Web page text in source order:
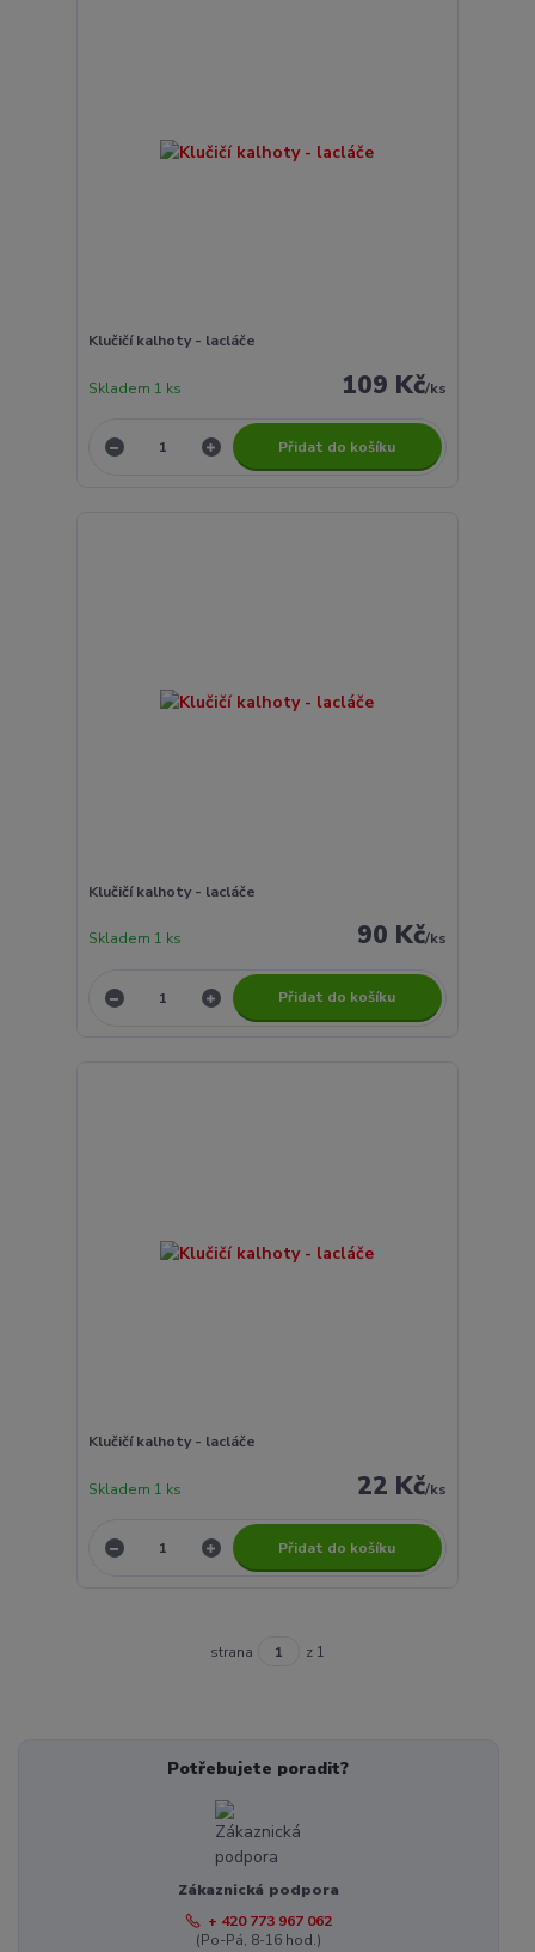
Klučičí kalhoty - lacláče
109 Kč/ks
Skladem 1 ks
Přidat do košíku
Klučičí kalhoty - lacláče
90 Kč/ks
Skladem 1 ks
Přidat do košíku
Klučičí kalhoty - lacláče
22 Kč/ks
Skladem 1 ks
Přidat do košíku
strana z 1
Potřebujete poradit?
Zákaznická podpora
+ 420 773 967 062
(Po-Pá, 8-16 hod.)